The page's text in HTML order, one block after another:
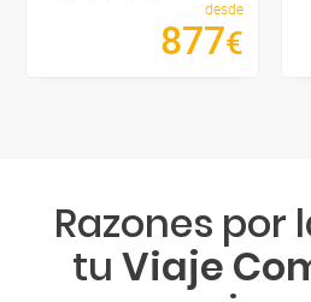
desde
877€
Razones por
tu Viaje